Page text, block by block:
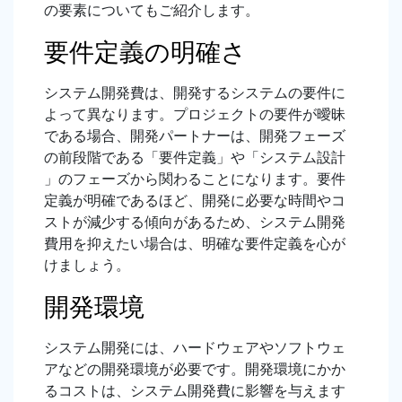
の要素についてもご紹介します。
要件定義の明確さ
システム開発費は、開発するシステムの要件に
よって異なります。プロジェクトの要件が曖昧
である場合、開発パートナーは、開発フェーズ
の前段階である「要件定義」や「システム設計
」のフェーズから関わることになります。要件
定義が明確であるほど、開発に必要な時間やコ
ストが減少する傾向があるため、システム開発
費用を抑えたい場合は、明確な要件定義を心が
けましょう。
開発環境
システム開発には、ハードウェアやソフトウェ
アなどの開発環境が必要です。開発環境にかか
るコストは、システム開発費に影響を与えます